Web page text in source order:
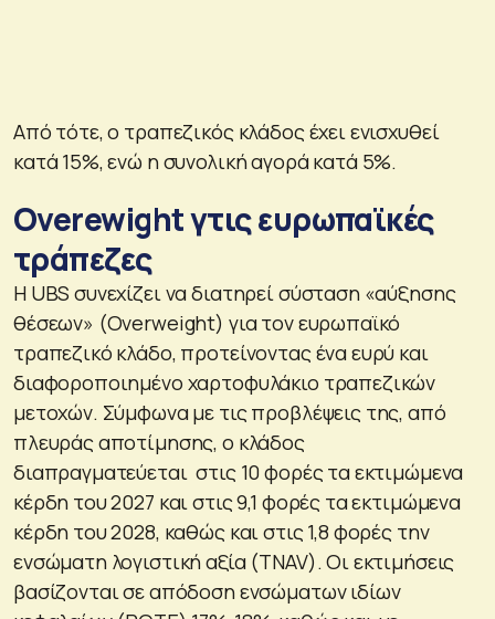
Από τότε, ο τραπεζικός κλάδος έχει ενισχυθεί
κατά 15%, ενώ η συνολική αγορά κατά 5%.
Overewight γτις ευρωπαϊκές
τράπεζες
Η UBS συνεχίζει να διατηρεί σύσταση «αύξησης
θέσεων» (Overweight) για τον ευρωπαϊκό
τραπεζικό κλάδο, προτείνοντας ένα ευρύ και
διαφοροποιημένο χαρτοφυλάκιο τραπεζικών
μετοχών. Σύμφωνα με τις προβλέψεις της, από
πλευράς αποτίμησης, ο κλάδος
διαπραγματεύεται στις 10 φορές τα εκτιμώμενα
κέρδη του 2027 και στις 9,1 φορές τα εκτιμώμενα
κέρδη του 2028, καθώς και στις 1,8 φορές την
ενσώματη λογιστική αξία (TNAV). Οι εκτιμήσεις
βασίζονται σε απόδοση ενσώματων ιδίων